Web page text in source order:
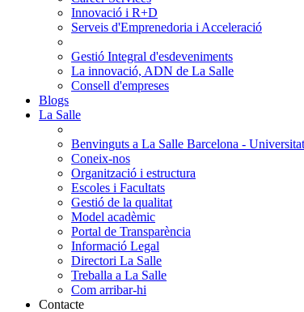
Innovació i R+D
Serveis d'Emprenedoria i Acceleració
Gestió Integral d'esdeveniments
La innovació, ADN de La Salle
Consell d'empreses
Blogs
La Salle
Benvinguts a La Salle Barcelona -
Coneix-nos
Organització i estructura
Escoles i Facultats
Gestió de la qualitat
Model acadèmic
Portal de Transparència
Informació Legal
Directori La Salle
Treballa a La Salle
Com arribar-hi
Contacte